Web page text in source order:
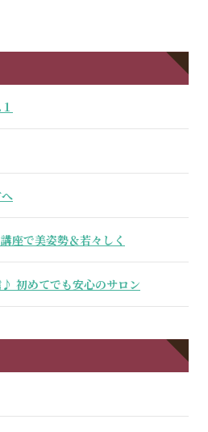
座で美姿勢＆若々しく
初めてでも安心のサロン